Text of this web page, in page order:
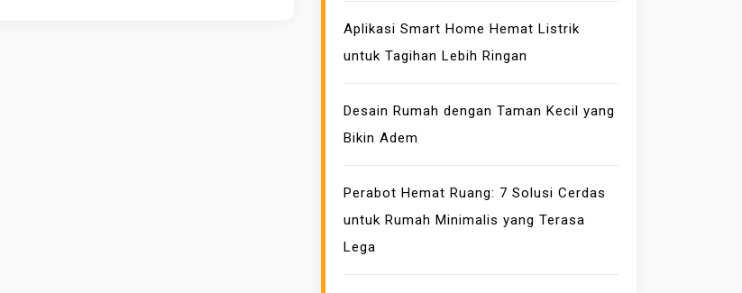
Aplikasi Smart Home Hemat Listrik
untuk Tagihan Lebih Ringan
Desain Rumah dengan Taman Kecil yang
Bikin Adem
Perabot Hemat Ruang: 7 Solusi Cerdas
untuk Rumah Minimalis yang Terasa
Lega